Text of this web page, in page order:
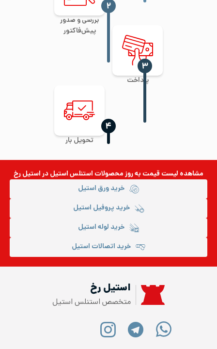
بررسی و صدور
پیش‌فاکتور
‍۲
پرداخت
‍۳
تحویل بار
‍۴
مشاهده لیست قیمت به روزمحصولات استنلس استیلدر استیل رخ
خرید ورق استیل
خرید پروفیل استیل
خرید لوله استیل
خرید اتصالات استیل
استیل رخ
متخصص استنلس استیل